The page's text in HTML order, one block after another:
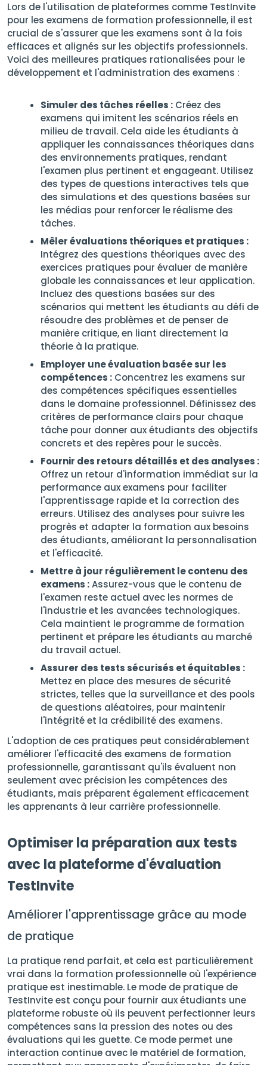
Lors de l'utilisation de plateformes comme TestInvite
pour les examens de formation professionnelle, il est
crucial de s'assurer que les examens sont à la fois
efficaces et alignés sur les objectifs professionnels.
Voici des meilleures pratiques rationalisées pour le
développement et l'administration des examens :
Simuler des tâches réelles : Créez des
examens qui imitent les scénarios réels en
milieu de travail. Cela aide les étudiants à
appliquer les connaissances théoriques dans
des environnements pratiques, rendant
l'examen plus pertinent et engageant. Utilisez
des types de questions interactives tels que
des simulations et des questions basées sur
les médias pour renforcer le réalisme des
tâches.
Mêler évaluations théoriques et pratiques :
Intégrez des questions théoriques avec des
exercices pratiques pour évaluer de manière
globale les connaissances et leur application.
Incluez des questions basées sur des
scénarios qui mettent les étudiants au défi de
résoudre des problèmes et de penser de
manière critique, en liant directement la
théorie à la pratique.
Employer une évaluation basée sur les
compétences : Concentrez les examens sur
des compétences spécifiques essentielles
dans le domaine professionnel. Définissez des
critères de performance clairs pour chaque
tâche pour donner aux étudiants des objectifs
concrets et des repères pour le succès.
Fournir des retours détaillés et des analyses :
Offrez un retour d'information immédiat sur la
performance aux examens pour faciliter
l'apprentissage rapide et la correction des
erreurs. Utilisez des analyses pour suivre les
progrès et adapter la formation aux besoins
des étudiants, améliorant la personnalisation
et l'efficacité.
Mettre à jour régulièrement le contenu des
examens :Assurez-vous que le contenu de
l'examen reste actuel avec les normes de
l'industrie et les avancées technologiques.
Cela maintient le programme de formation
pertinent et prépare les étudiants au marché
du travail actuel.
Assurer des tests sécurisés et équitables :
Mettez en place des mesures de sécurité
strictes, telles que la surveillance et des pools
de questions aléatoires, pour maintenir
l'intégrité et la crédibilité des examens.
L'adoption de ces pratiques peut considérablement
améliorer l'efficacité des examens de formation
professionnelle, garantissant qu'ils évaluent non
seulement avec précision les compétences des
étudiants, mais préparent également efficacement
les apprenants à leur carrière professionnelle.
Optimiser la préparation aux tests
avec la plateforme d'évaluation
TestInvite
Améliorer l'apprentissage grâce au mode
de pratique
La pratique rend parfait, et cela est particulièrement
vrai dans la formation professionnelle où l'expérience
pratique est inestimable. Le mode de pratique de
TestInvite est conçu pour fournir aux étudiants une
plateforme robuste où ils peuvent perfectionner leurs
compétences sans la pression des notes ou des
évaluations qui les guette. Ce mode permet une
interaction continue avec le matériel de formation,